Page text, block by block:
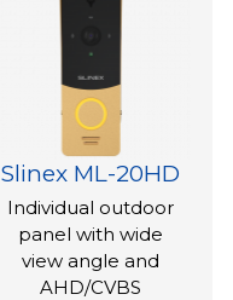
Slinex ML-20HD
Individual outdoor
panel with wide
view angle and
AHD/CVBS